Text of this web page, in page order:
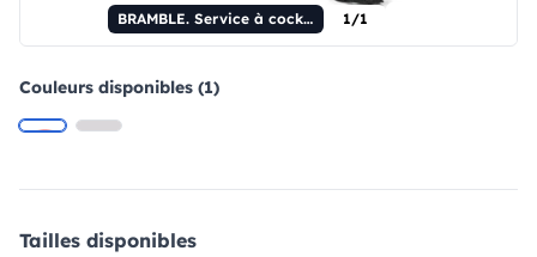
BRAMBLE. Service à cocktails 6 pièces en acier inoxydable 1/1
Couleurs disponibles (1)
Tailles disponibles